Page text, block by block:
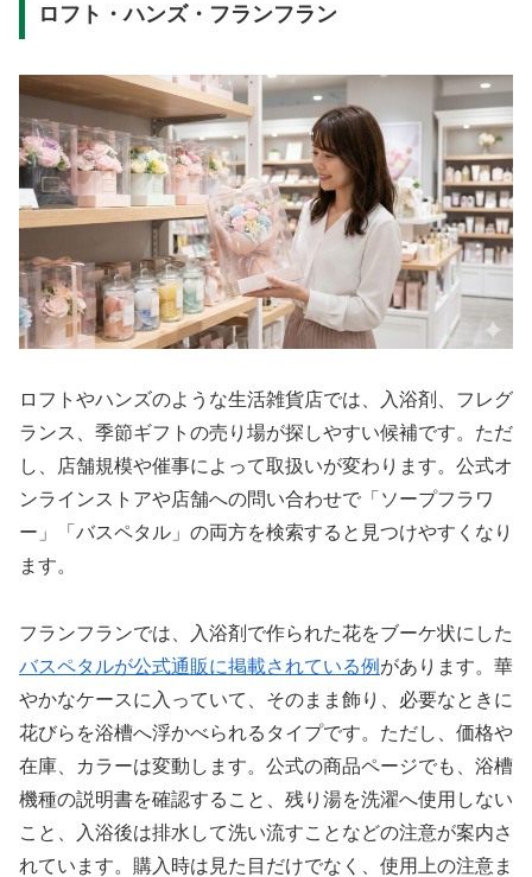
ロフト・ハンズ・フランフラン
ロフトやハンズのような生活雑貨店では、入浴剤、フレグ
ランス、季節ギフトの売り場が探しやすい候補です。ただ
し、店舗規模や催事によって取扱いが変わります。公式オ
ンラインストアや店舗への問い合わせで「ソープフラワ
ー」「バスペタル」の両方を検索すると見つけやすくなり
ます。
フランフランでは、入浴剤で作られた花をブーケ状にした
バスペタルが公式通販に掲載されている例 があります。華
やかなケースに入っていて、そのまま飾り、必要なときに
花びらを浴槽へ浮かべられるタイプです。ただし、価格や
在庫、カラーは変動します。公式の商品ページでも、浴槽
機種の説明書を確認すること、残り湯を洗濯へ使用しない
こと、入浴後は排水して洗い流すことなどの注意が案内さ
れています。購入時は見た目だけでなく、使用上の注意ま